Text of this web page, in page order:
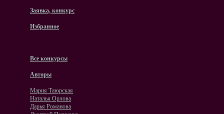
Заявка, конкурс
Избранное
Все конкурсы
Авторы
Мария Таюрская
Наталья Орлова
Дарья Романова